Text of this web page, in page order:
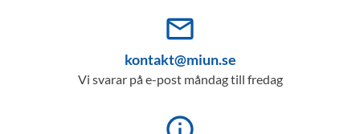
mail_outline
kontakt@miun.se
Vi svarar på e-post måndag till fredag